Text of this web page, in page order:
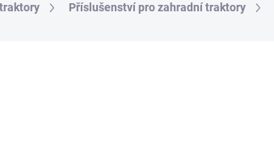
Příslušenství pro zahradní traktory